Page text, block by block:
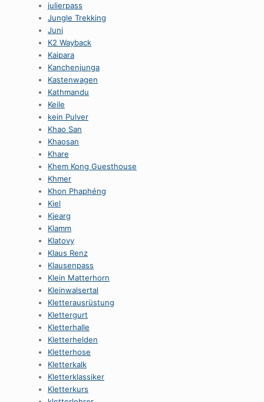
julierpass
Jungle Trekking
Juni
K2 Wayback
Kaipara
Kanchenjunga
Kastenwagen
Kathmandu
Keile
kein Pulver
Khao San
Khaosan
Khare
Khem Kong Guesthouse
Khmer
Khon Phaphéng
Kiel
Kjearg
Klamm
Klatovy
Klaus Renz
Klausenpass
Klein Matterhorn
Kleinwalsertal
Kletterausrüstung
Klettergurt
Kletterhalle
Kletterhelden
Kletterhose
Kletterkalk
Kletterklassiker
Kletterkurs